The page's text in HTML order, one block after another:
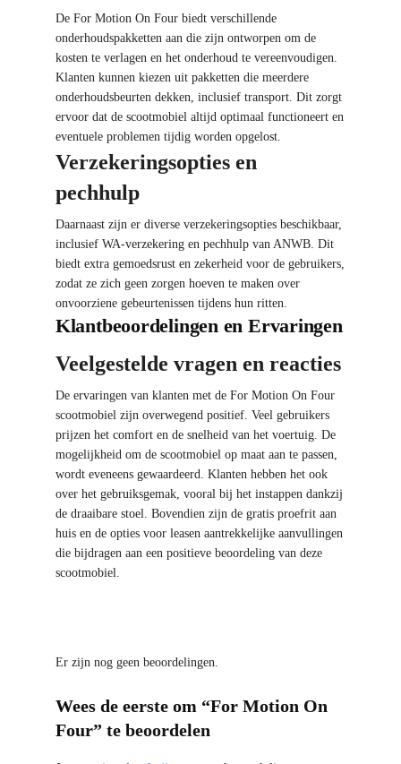
De For Motion On Four biedt verschillende
onderhoudspakketten aan die zijn ontworpen om de
kosten te verlagen en het onderhoud te vereenvoudigen.
Klanten kunnen kiezen uit pakketten die meerdere
onderhoudsbeurten dekken, inclusief transport. Dit zorgt
ervoor dat de scootmobiel altijd optimaal functioneert en
eventuele problemen tijdig worden opgelost.
Verzekeringsopties en
pechhulp
Daarnaast zijn er diverse verzekeringsopties beschikbaar,
inclusief WA-verzekering en pechhulp van ANWB. Dit
biedt extra gemoedsrust en zekerheid voor de gebruikers,
zodat ze zich geen zorgen hoeven te maken over
onvoorziene gebeurtenissen tijdens hun ritten.
Klantbeoordelingen en Ervaringen
Veelgestelde vragen en reacties
De ervaringen van klanten met de For Motion On Four
scootmobiel zijn overwegend positief. Veel gebruikers
prijzen het comfort en de snelheid van het voertuig. De
mogelijkheid om de scootmobiel op maat aan te passen,
wordt eveneens gewaardeerd. Klanten hebben het ook
over het gebruiksgemak, vooral bij het instappen dankzij
de draaibare stoel. Bovendien zijn de gratis proefrit aan
huis en de opties voor leasen aantrekkelijke aanvullingen
die bijdragen aan een positieve beoordeling van deze
scootmobiel.
Er zijn nog geen beoordelingen.
Wees de eerste om “For Motion On
Four” te beoordelen